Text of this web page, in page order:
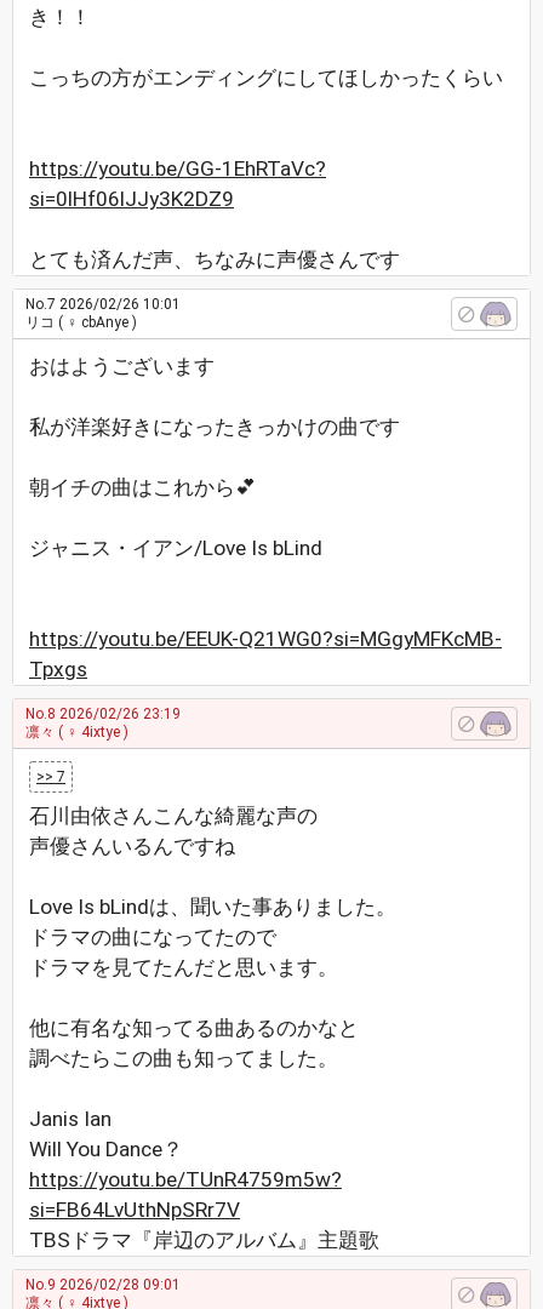
き！！
こっちの方がエンディングにしてほしかったくらい
https://youtu.be/GG-1EhRTaVc?
si=0lHf06lJJy3K2DZ9
とても済んだ声、ちなみに声優さんです
No.7 2026/02/26 10:01
リコ ( ♀ cbAnye )
おはようございます
私が洋楽好きになったきっかけの曲です
朝イチの曲はこれから💕
ジャニス・イアン/Love Is bLind
https://youtu.be/EEUK-Q21WG0?si=MGgyMFKcMB-
Tpxgs
No.8 2026/02/26 23:19
凛々 ( ♀ 4ixtye )
>> 7
石川由依さんこんな綺麗な声の
声優さんいるんですね
Love Is bLindは、聞いた事ありました。
ドラマの曲になってたので
ドラマを見てたんだと思います。
他に有名な知ってる曲あるのかなと
調べたらこの曲も知ってました。
Janis Ian
Will You Dance？
https://youtu.be/TUnR4759m5w?
si=FB64LvUthNpSRr7V
TBSドラマ『岸辺のアルバム』主題歌
No.9 2026/02/28 09:01
凛々 ( ♀ 4ixtye )